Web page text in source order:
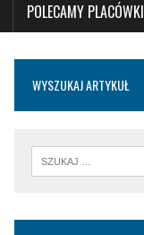
POLECAMY PLACÓWKI
WYSZUKAJ ARTYKUŁ